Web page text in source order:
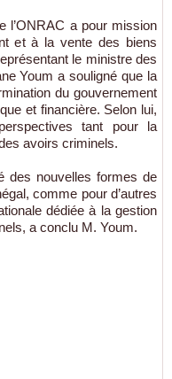
l’ONRAC a pour mission
et à la vente des biens
le ministre des
Youm a souligné que la
du gouvernement
et financière. Selon lui,
tant pour la
avoirs criminels.
des nouvelles formes de
comme pour d’autres
dédiée à la gestion
a conclu M. Youm.